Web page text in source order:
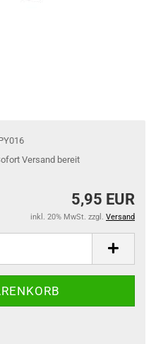
Versand bereit
5,95 EUR
inkl. 20% MwSt. zzgl. Versand